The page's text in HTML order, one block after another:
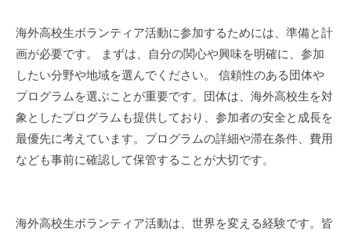
海外高校生ボランティア活動に参加するためには、準備と計
画が必要です。 まずは、自分の関心や興味を明確に、参加
したい分野や地域を選んでください。 信頼性のある団体や
プログラムを選ぶことが重要です。団体は、海外高校生を対
象としたプログラムも提供しており、参加者の安全と成長を
最優先に考えています。プログラムの詳細や滞在条件、費用
なども事前に確認して保管することが大切です。
海外高校生ボランティア活動は、世界を変える経験です。皆